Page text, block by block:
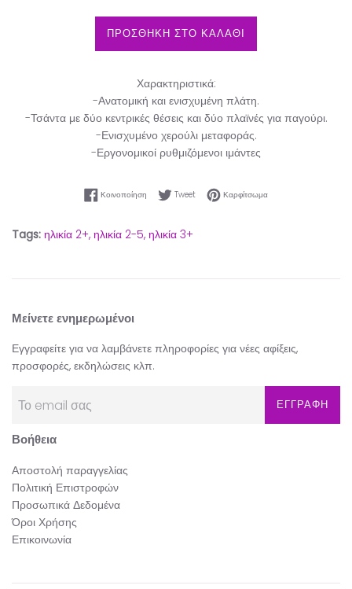
ΠΡΟΣΘΗΚΗ ΣΤΟ ΚΑΛΑΘΙ
Χαρακτηριστικά:
-Ανατομική και ενισχυμένη πλάτη.
-Τσάντα με δύο κεντρικές θέσεις και δύο πλαϊνές για παγούρι.
-Ενισχυμένο χερούλι μεταφοράς.
-Εργονομικοί ρυθμιζόμενοι ιμάντες
Κοινοποίηση Κοινοποίηση στο Facebook
TweetTweet στο Twitter
ΚαρφίτσωμαΚαρφίτσωμα στο
Tags: ηλικία 2+, ηλικία 2-5, ηλικία 3+
Μείνετε ενημερωμένοι
Εγγραφείτε για να λαμβάνετε πληροφορίες για νέες αφίξεις,
προσφορές, εκδηλώσεις κλπ.
ΕΓΓΡΑΦΗ
Βοήθεια
Αποστολή παραγγελίας
Πολιτική Επιστροφών
Προσωπικά Δεδομένα
Όροι Χρήσης
Επικοινωνία